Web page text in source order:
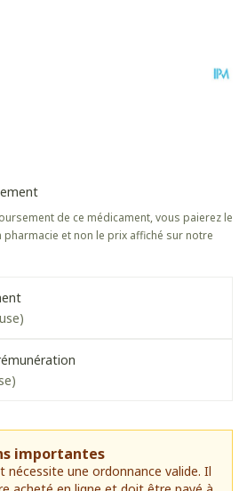
de ce médicament, vous paierez le
et non le prix affiché sur notre
importantes
nécessite une ordonnance valide. Il